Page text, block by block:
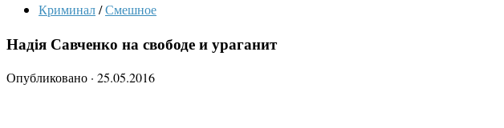
Криминал/Смешное
Надiя Савченко на свободе и ураганит
Опубликовано · 25.05.2016